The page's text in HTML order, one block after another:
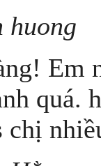
huong
Em
quá.
chị